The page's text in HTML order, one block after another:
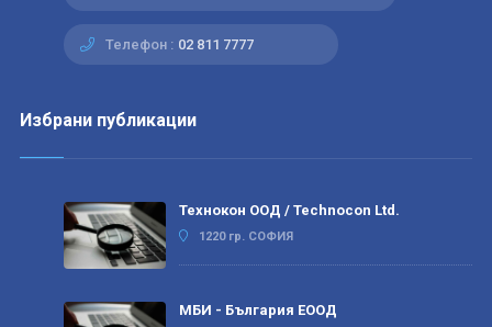
Телефон : 02 811 7777
Избрани публикации
Технокон ООД / Technocon Ltd.
1220 гр. СОФИЯ
МБИ - България ЕООД